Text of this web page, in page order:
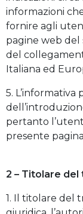
informazioni
fornire agli
pagine web del
del
Italiana ed
5.
pertanto
presente
2 – Titolare
1. Il titolare del